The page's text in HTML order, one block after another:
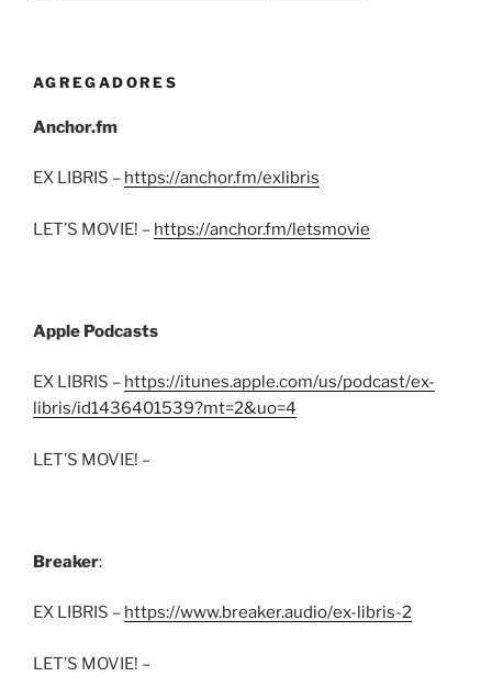
AGREGADORES
Anchor.fm
EX LIBRIS – https://anchor.fm/exlibris
LET’S MOVIE! – https://anchor.fm/letsmovie
Apple Podcasts
EX LIBRIS – https://itunes.apple.com/us/podcast/ex-
libris/id1436401539?mt=2&uo=4
LET’S MOVIE! –
Breaker:
EX LIBRIS – https://www.breaker.audio/ex-libris-2
LET’S MOVIE! –